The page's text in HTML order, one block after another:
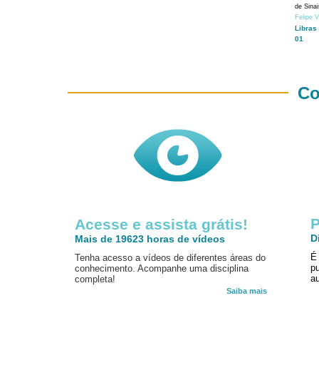
de
Felipe
Libras
01
Acesse e assista grátis!
Mais de 19623 horas de vídeos
Tenha acesso a vídeos de diferentes áreas do
conhecimento. Acompanhe uma disciplina
completa!
Saiba mais